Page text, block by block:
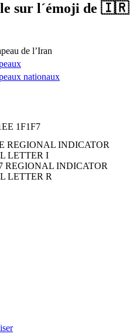
sur l´émoji de 🇮🇷
de l’Iran
nationaux
1F1F7
REGIONAL INDICATOR
LETTER I
REGIONAL INDICATOR
LETTER R